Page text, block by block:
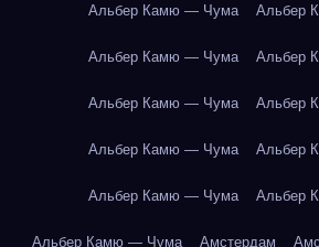
Альбер Камю — Чума Альбер
Альбер Камю — Чума Альбер
Альбер Камю — Чума Альбер
Альбер Камю — Чума Альбер
Альбер Камю — Чума Альбер
Альбер Камю — Чума Амстердам